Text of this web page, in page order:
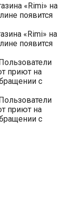
«Rimi» на
появится
«Rimi» на
появится
приют на
с
приют на
с